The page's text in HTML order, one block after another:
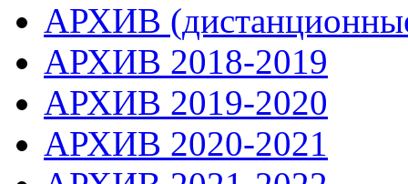
АРХИВ
АРХИВ 2018-2019
АРХИВ 2019-2020
АРХИВ 2020-2021